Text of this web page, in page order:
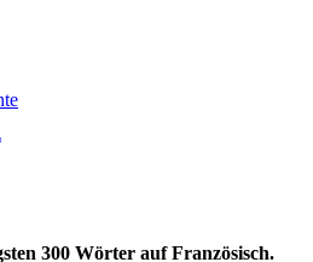
300 Wörter auf Französisch.